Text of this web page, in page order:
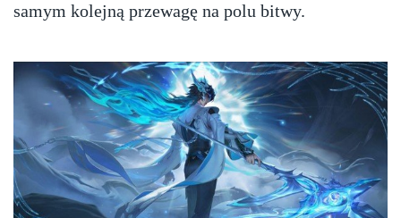
samym kolejną przewagę na polu bitwy.